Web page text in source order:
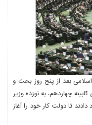
بعد از پنج روز بحث و
چهاردهم، به نوزده وزیر
تا دولت کار خود را آغاز